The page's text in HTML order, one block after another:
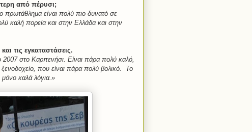
από πέρυσι;
πρωτάθλημα είναι πολύ πιο δυνατό σε
καλή πορεία και στην Ελλάδα και στην
τις εγκαταστάσεις.
2007 στο Καρπενήσι. Είναι πάρα πολύ καλό,
ξενοδοχείο, που είναι πάρα πολύ βολικό.
Το
καλά λόγια.»